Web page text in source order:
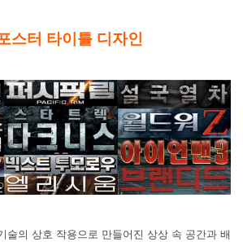
스터 타이틀 디자인
술의 상호 작용으로 만들어진 상상 속 공간과 배